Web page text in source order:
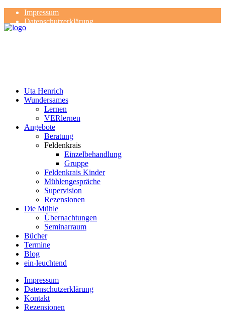
Impressum
Datenschutzerklärung
Kontakt
Uta Henrich
Wundersames
Lernen
VERlernen
Angebote
Beratung
Feldenkrais
Einzelbehandlung
Gruppe
Feldenkrais Kinder
Mühlengespräche
Supervision
Rezensionen
Die Mühle
Übernachtungen
Seminarraum
Bücher
Termine
Blog
ein-leuchtend
Impressum
Datenschutzerklärung
Kontakt
Rezensionen